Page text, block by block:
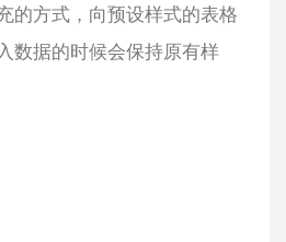
的方式，向预设样式的表格
数据的时候会保持原有样